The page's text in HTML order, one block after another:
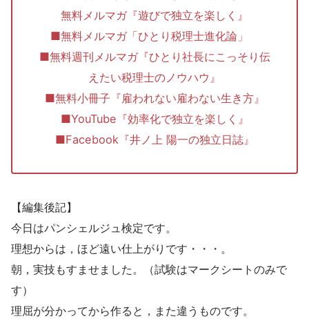
無料メルマガ『遊びで独立を楽しく』
■無料メルマガ「ひとり税理士進化論」
■無料週刊メルマガ『ひとり社長にこっそり伝
えたい税理士のノウハウ』
■無料小冊子『雇われない雇わない生き方』
■YouTube『効率化で独立を楽しく』
■Facebook『井ノ上 陽一の独立日誌』
【編集後記】
今日はパンシェルジュ検定です。
理想からは，ほど遠い仕上がりです・・・。
朝，実技もすませました。（試験はマークシートのみで
す）
理屈が分かってから作ると，また違うものです。